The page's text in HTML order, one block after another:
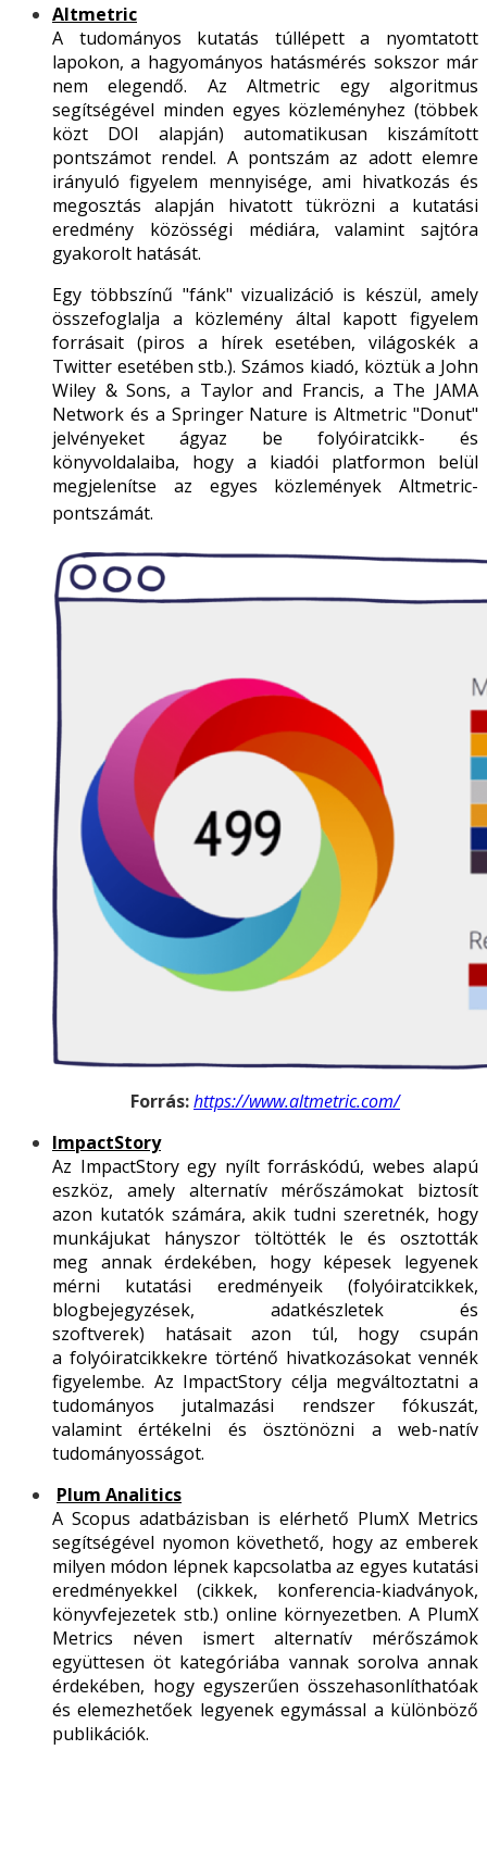
Altmetric
A tudományos kutatás túllépett a nyomtatott
lapokon, a hagyományos hatásmérés sokszor már
nem elegendő. Az Altmetric egy algoritmus
segítségével minden egyes közleményhez (többek
közt DOI alapján) automatikusan kiszámított
pontszámot rendel. A pontszám az adott elemre
irányuló figyelem mennyisége, ami hivatkozás és
megosztás alapján hivatott tükrözni a kutatási
eredmény közösségi médiára, valamint sajtóra
gyakorolt hatását.
Egy többszínű "fánk" vizualizáció is készül, amely
összefoglalja a közlemény által kapott figyelem
forrásait (piros a hírek esetében, világoskék a
Twitter esetében stb.). Számos kiadó, köztük a John
Wiley & Sons, a Taylor and Francis, a The JAMA
Network és a Springer Nature is Altmetric "Donut"
jelvényeket ágyaz be folyóiratcikk- és
könyvoldalaiba, hogy a kiadói platformon belül
megjelenítse az egyes közlemények Altmetric-
pontszámát.
Forrás:https://www.altmetric.com/
ImpactStory
Az ImpactStory egy nyílt forráskódú, webes alapú
eszköz, amely alternatív mérőszámokat biztosít
azon kutatók számára, akik tudni szeretnék, hogy
munkájukat hányszor töltötték le és osztották
meg annak érdekében, hogy képesek legyenek
mérni kutatási eredményeik (folyóiratcikkek,
blogbejegyzések, adatkészletek és
szoftverek) hatásait azon túl, hogy csupán
a folyóiratcikkekre történő hivatkozásokat vennék
figyelembe. Az ImpactStory célja megváltoztatni a
tudományos jutalmazási rendszer fókuszát,
valamint értékelni és ösztönözni a web-natív
tudományosságot.
Plum Analitics
A Scopus adatbázisban is elérhető PlumX Metrics
segítségével nyomon követhető, hogy az emberek
milyen módon lépnek kapcsolatba az egyes kutatási
eredményekkel (cikkek, konferencia-kiadványok,
könyvfejezetek stb.) online környezetben. A PlumX
Metrics néven ismert alternatív mérőszámok
együttesen öt kategóriába vannak sorolva annak
érdekében, hogy egyszerűen összehasonlíthatóak
és elemezhetőek legyenek egymással a különböző
publikációk.